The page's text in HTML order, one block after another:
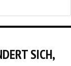
SICH,